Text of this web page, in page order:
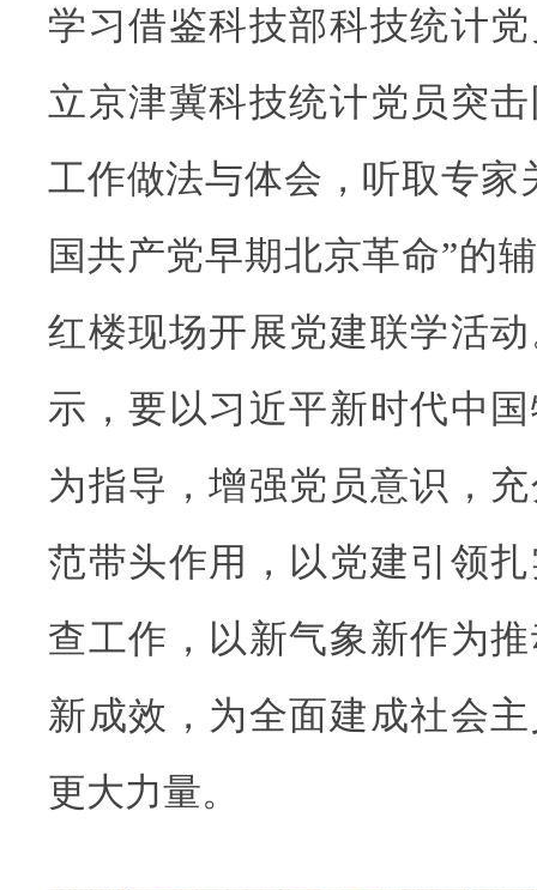
学习借鉴科技部科技统计
立京津冀科技统计党员突
工作做法与体会，听取专家
国共产党早期北京革命”的
红楼现场开展党建联学活
示，要以习近平新时代中
为指导，增强党员意识，
范带头作用，以党建引领
查工作，以新气象新作为
新成效，为全面建成社会
更大力量。